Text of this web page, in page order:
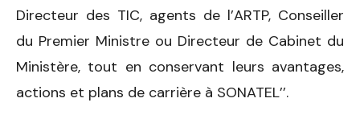
Directeur des TIC, agents de l’ARTP, Conseiller
du Premier Ministre ou Directeur de Cabinet du
Ministère, tout en conservant leurs avantages,
actions et plans de carrière à SONATEL’’.